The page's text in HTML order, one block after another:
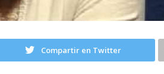
Compartir en Twitter